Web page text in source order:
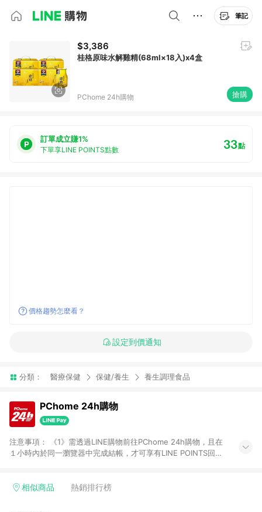
筆記
$3,386
桂格原味水解雞精(68ml×18入)x4盒
PChome 24h購物 搶購
訂單成立賺1%
下單享LINE POINTS點數 33點
價格趨勢怎麼看？
設定到價通知
分類： 醫療保健 保健/養生 養生調理食品
PChome 24h購物
注意事項： 《1》需透過LINE購物前往PChome 24h購物，且在
１小時內於同一瀏覽器中完成結帳，才可享有LINE POINTS回饋
在點數回饋範圍內。 《3》如取消訂單、退貨、購物中登出
相似商品 熱銷排行榜